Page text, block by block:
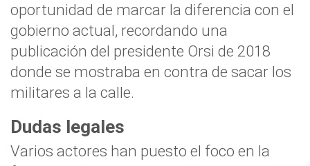
oportunidad de marcar la diferencia con el
gobierno actual, recordando una
publicación del presidente Orsi de 2018
donde se mostraba en contra de sacar los
militares a la calle.
Dudas legales
Varios actores han puesto el foco en la